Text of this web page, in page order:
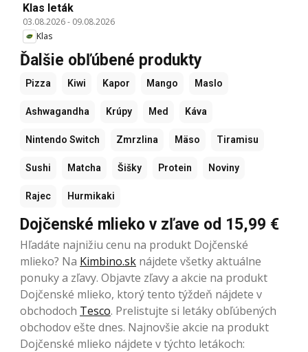
Klas leták
03.08.2026- 09.08.2026
Klas
Ďalšie obľúbené produkty
Pizza Kiwi Kapor Mango Maslo
Ashwagandha Krúpy Med Káva
Nintendo Switch Zmrzlina Mäso Tiramisu
Sushi Matcha Šišky Protein Noviny
Rajec Hurmikaki
Dojčenské mlieko v zľave od 15,99 €
Hľadáte najnižiu cenu na produkt Dojčenské
mlieko? Na Kimbino.sk nájdete všetky aktuálne
ponuky a zľavy. Objavte zľavy a akcie na produkt
Dojčenské mlieko, ktorý tento týždeň nájdete v
obchodoch Tesco. Prelistujte si letáky obľúbených
obchodov ešte dnes. Najnovšie akcie na produkt
Dojčenské mlieko nájdete v týchto letákoch: